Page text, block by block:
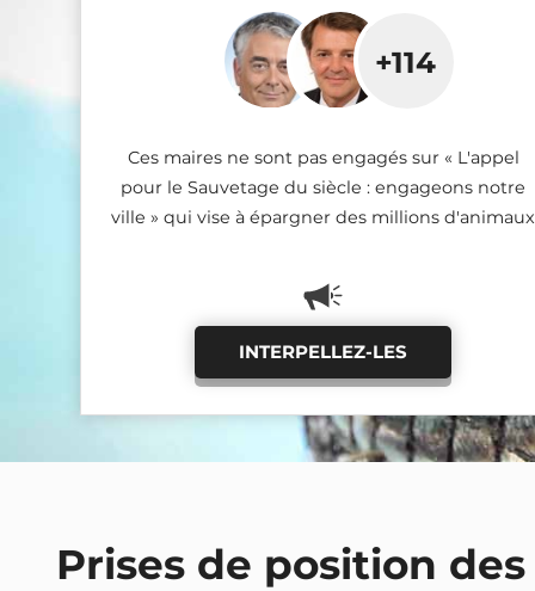
+114
Ces maires ne sont pas engagés sur « L'appel
pour le Sauvetage du siècle : engageons notre
ville » qui vise à épargner des millions d'animaux
INTERPELLEZ-LES
+21
Ces maires sont engagés sur « L'appel pour le
Sauvetage du siècle : engageons notre ville » qui
vise à épargner des millions d'animaux
FÉLICITEZ-LES
+61
Ces députés ont signé la charte «Sauvetage du
siècle» et s'engagent sur tout ou partie de ses 10
mesures
FÉLICITEZ-LES
Prises de position